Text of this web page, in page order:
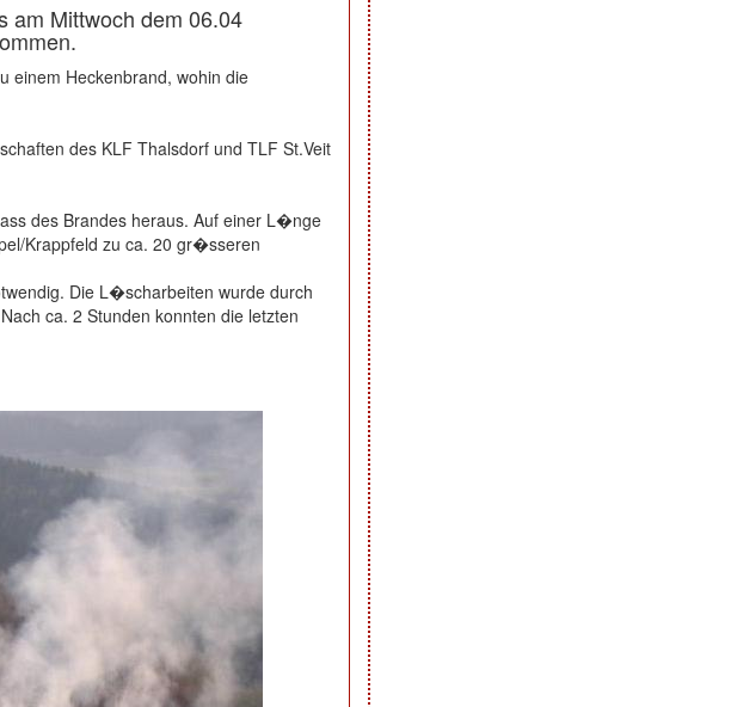
Mittwoch dem 06.04
einem Heckenbrand, wohin die
des KLF Thalsdorf und TLF St.Veit
des Brandes heraus. Auf einer L�nge
Krappfeld zu ca. 20 gr�sseren
Die L�scharbeiten wurde durch
ca. 2 Stunden konnten die letzten